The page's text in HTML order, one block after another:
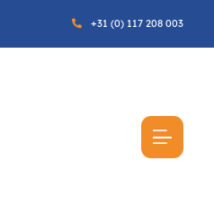
+31 (0) 117 208 003